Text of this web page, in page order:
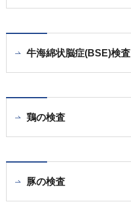
牛海綿状脳症(BSE)検査
鶏の検査
豚の検査